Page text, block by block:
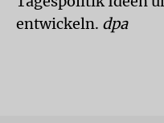
entwickeln. dpa